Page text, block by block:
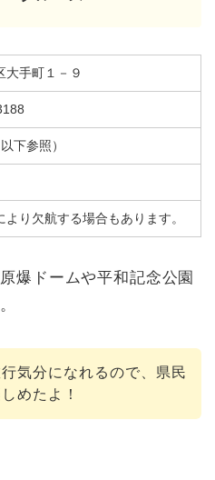
大手町１－９
下参照）
より欠航する場合もあります。
爆ドームや平和記念公園
気分になれるので、県民
めたよ！